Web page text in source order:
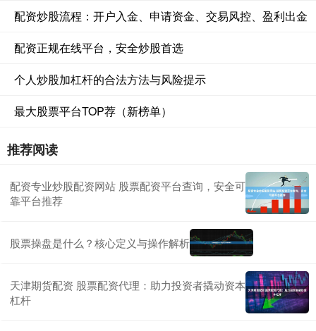
配资炒股流程：开户入金、申请资金、交易风控、盈利出金
配资正规在线平台，安全炒股首选
个人炒股加杠杆的合法方法与风险提示
最大股票平台TOP荐（新榜单）
推荐阅读
配资专业炒股配资网站 股票配资平台查询，安全可
靠平台推荐
股票操盘是什么？核心定义与操作解析
天津期货配资 股票配资代理：助力投资者撬动资本
杠杆